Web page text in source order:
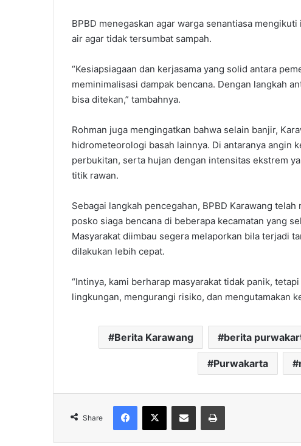
BPBD menegaskan agar warga senantiasa
air agar tidak tersumbat sampah.
“Kesiapsiagaan dan kerjasama yang solid antara
meminimalisasi dampak bencana. Dengan langkah
bisa ditekan,” tambahnya.
Rohman juga mengingatkan bahwa selain banjir,
hidrometeorologi basah lainnya. Di antaranya angin
perbukitan, serta hujan dengan intensitas ekstrem
titik rawan.
Sebagai langkah pencegahan, BPBD Karawang
posko siaga bencana di beberapa kecamatan yang
Masyarakat diimbau segera melaporkan bila terjadi
dilakukan lebih cepat.
“Intinya, kami berharap masyarakat tidak panik,
lingkungan, mengurangi risiko, dan mengutamakan
Berita Karawang berita
Purwakarta
Share
Facebook
X Share via Email Print